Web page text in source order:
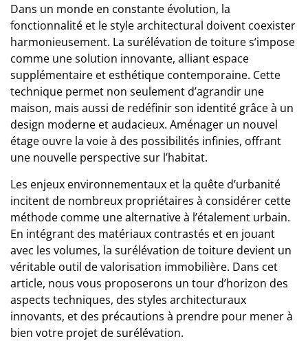
Dans un monde en constante évolution, la
fonctionnalité et le style architectural doivent coexister
harmonieusement. La surélévation de toiture s’impose
comme une solution innovante, alliant espace
supplémentaire et esthétique contemporaine. Cette
technique permet non seulement d’agrandir une
maison, mais aussi de redéfinir son identité grâce à un
design moderne et audacieux. Aménager un nouvel
étage ouvre la voie à des possibilités infinies, offrant
une nouvelle perspective sur l’habitat.
Les enjeux environnementaux et la quête d’urbanité
incitent de nombreux propriétaires à considérer cette
méthode comme une alternative à l’étalement urbain.
En intégrant des matériaux contrastés et en jouant
avec les volumes, la surélévation de toiture devient un
véritable outil de valorisation immobilière. Dans cet
article, nous vous proposerons un tour d’horizon des
aspects techniques, des styles architecturaux
innovants, et des précautions à prendre pour mener à
bien votre projet de surélévation.